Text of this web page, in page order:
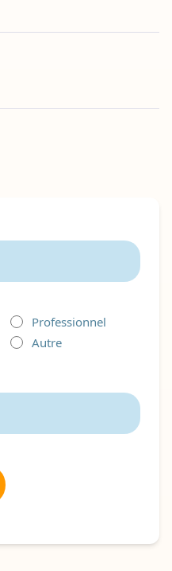
Professionnel
Autre